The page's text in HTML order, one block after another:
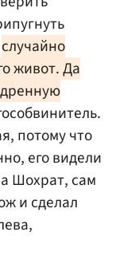
случайно
живот. Да
потому что
его видели
Шохрат, сам
и сделал